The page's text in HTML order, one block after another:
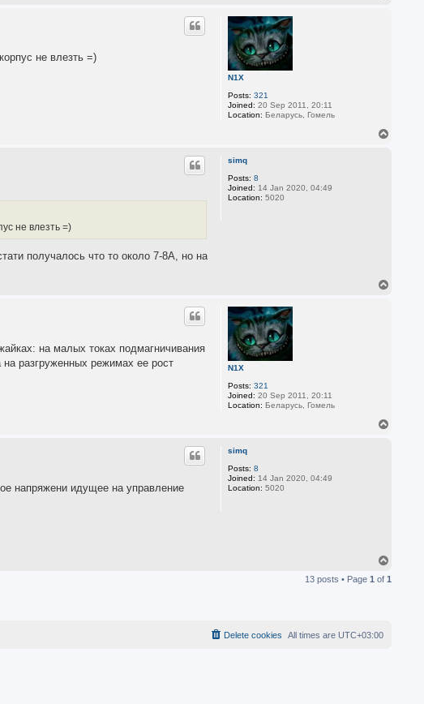
N1X
Posts: 321
Joined: 20 Sep 2011, 20:11
Location: Беларусь, Гомель
не влезть =)
simq
Posts: 8
Joined: 14 Jan 2020, 04:49
Location: 5020
не влезть =)
получалось что то около 7-8А, но на
N1X
Posts: 321
Joined: 20 Sep 2011, 20:11
Location: Беларусь, Гомель
на малых токах подмагничивания
разгруженных режимах ее рост
simq
Posts: 8
Joined: 14 Jan 2020, 04:49
Location: 5020
напряжени идущее на управление
p
13 posts • Page 1 of 1
All times are UTC+03:00
Delete cookies